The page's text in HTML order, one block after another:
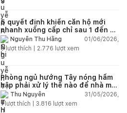
5 quyết định khiến căn hộ mới
nhanh xuống cấp chỉ sau 1 đến 2
nămNguyễn Thu Hằng
01/06/2026,
5lượt thích | 2.776 lượt xem
Phòng ngủ hướng Tây nóng hầm
hập phải xử lý thế nào để nhà mát
hơn?Thu Nguyễn
31/05/2026,
1lượt thích | 3.816 lượt xem